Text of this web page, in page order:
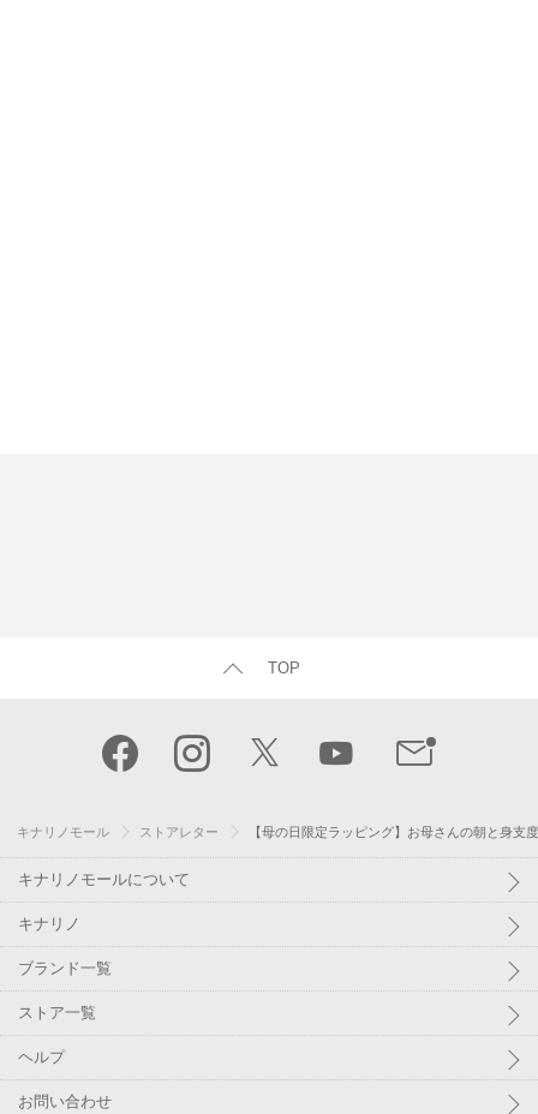
TOP
キナリノモール ストアレター 【母の日限定ラッピング】お母さんの朝と身支
キナリノモールについて
キナリノ
ブランド一覧
ストア一覧
ヘルプ
お問い合わせ